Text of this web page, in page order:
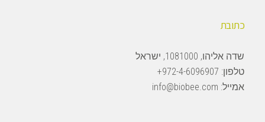
כתובת
שדה אליהו, 1081000, ישראל
טלפון: 972-4-6096907+
אמייל: info@biobee.com